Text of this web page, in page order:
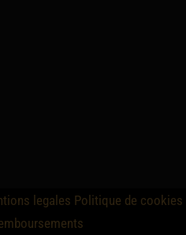
legales Politique de cookies